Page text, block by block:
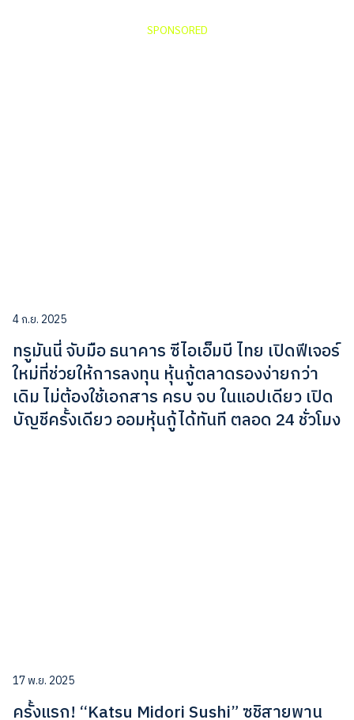
SPONSORED
4 ก.ย. 2025
ทรูมันนี่ จับมือ ธนาคาร ซีไอเอ็มบี ไทย เปิดฟีเจอร์
ใหม่ที่ช่วยให้การลงทุน หุ้นกู้ตลาดรองง่ายกว่า
เดิม ไม่ต้องใช้เอกสาร ครบ จบ ในแอปเดียว เปิด
บัญชีครั้งเดียว ออมหุ้นกู้ได้ทันที ตลอด 24 ชั่วโมง
17 พ.ย. 2025
ครั้งแรก! “Katsu Midori Sushi” ซูชิสายพาน